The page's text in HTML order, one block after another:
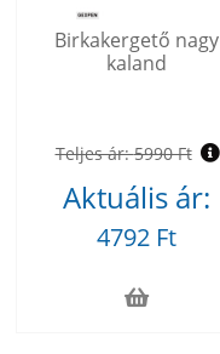
Birkakergető nagy
kaland
Teljes ár:5990 Ft
Aktuális ár:
4792 Ft